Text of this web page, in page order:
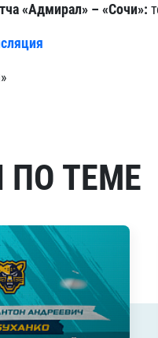
«Адмирал» – «Сочи»:
ПО ТЕМЕ